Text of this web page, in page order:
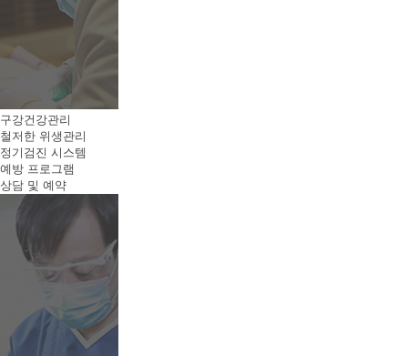
구강건강관리
철저한 위생관리
정기검진 시스템
예방 프로그램
상담 및 예약